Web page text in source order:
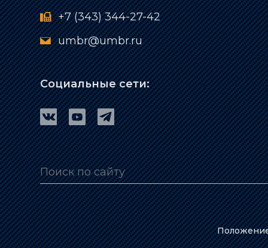
+7 (343) 344-27-42
umbr@umbr.ru
Социальные сети: